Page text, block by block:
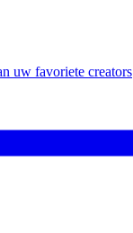
uw favoriete creators